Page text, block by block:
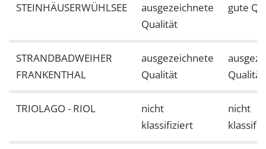
STEINHÄUSERWÜHLSEE
ausgezeichnete
Qualität
gute
STRANDBADWEIHER
FRANKENTHAL
ausgezeichnete
Qualität
Qualität
TRIOLAGO - RIOL
nicht
klassifiziert
nicht